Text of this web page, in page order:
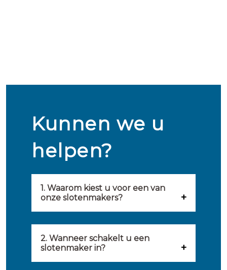
Kunnen we u
helpen?
1. Waarom kiest u voor een van
onze slotenmakers?
geselecteerd op kwaliteit,
2. Wanneer schakelt u een
slotenmaker in?